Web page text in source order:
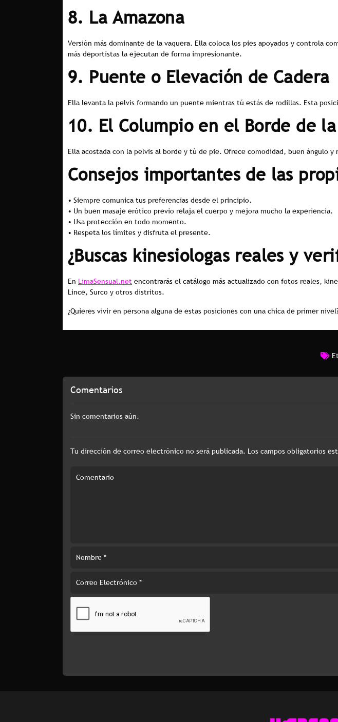
8. La Amazona
Versión más dominante de la vaquera. Ella coloca los pies apoyados y controla
más deportistas la ejecutan de forma impresionante.
9. Puente o Elevación de Cadera
Ella levanta la pelvis formando un puente mientras tú estás de rodillas. Esta
10. El Columpio en el Borde de
Ella acostada con la pelvis al borde y tú de pie. Ofrece comodidad, buen ángulo
Consejos importantes de las
• Siempre comunica tus preferencias desde el principio.
• Un buen masaje erótico previo relaja el cuerpo y mejora mucho la experiencia.
• Usa protección en todo momento.
• Respeta los límites y disfruta el presente.
¿Buscas kinesiologas reales y
En LimaSensual.net encontrarás el catálogo más actualizado con fotos reales,
Lince, Surco y otros distritos.
¿Quieres vivir en persona alguna de estas posiciones con una chica de primer
Comentarios
Sin comentarios aún.
Tu dirección de correo electrónico no será publicada. Los campos obligatorios